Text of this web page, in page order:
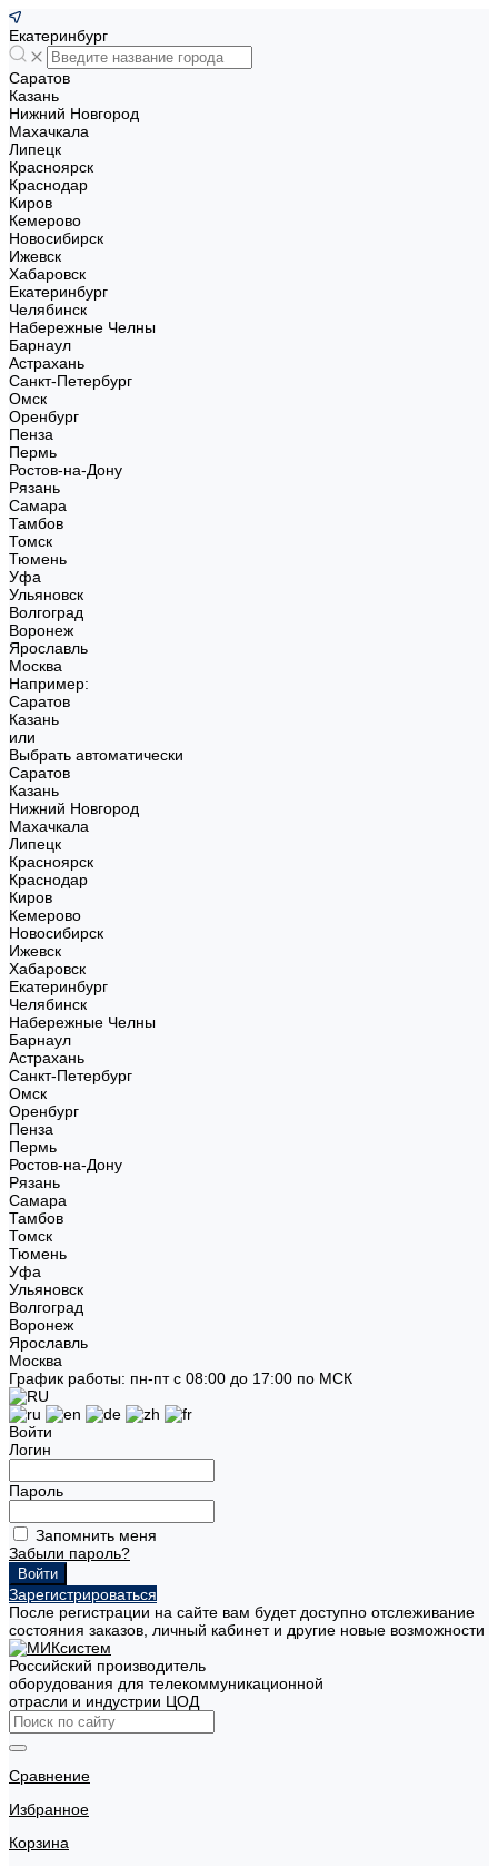
Екатеринбург
Саратов
Казань
Нижний Новгород
Махачкала
Липецк
Красноярск
Краснодар
Киров
Кемерово
Новосибирск
Ижевск
Хабаровск
Екатеринбург
Челябинск
Набережные Челны
Барнаул
Астрахань
Санкт-Петербург
Омск
Оренбург
Пенза
Пермь
Ростов-на-Дону
Рязань
Самара
Тамбов
Томск
Тюмень
Уфа
Ульяновск
Волгоград
Воронеж
Ярославль
Москва
Например:
Саратов
Казань
или
Выбрать автоматически
Саратов
Казань
Нижний Новгород
Махачкала
Липецк
Красноярск
Краснодар
Киров
Кемерово
Новосибирск
Ижевск
Хабаровск
Екатеринбург
Челябинск
Набережные Челны
Барнаул
Астрахань
Санкт-Петербург
Омск
Оренбург
Пенза
Пермь
Ростов-на-Дону
Рязань
Самара
Тамбов
Томск
Тюмень
Уфа
Ульяновск
Волгоград
Воронеж
Ярославль
Москва
График работы: пн-пт с 08:00 до 17:00 по МСК
Войти
Логин
Пароль
Запомнить меня
Забыли пароль?
Зарегистрироваться
После регистрации на сайте вам будет доступно отслеживание
состояния заказов, личный кабинет и другие новые возможности
Российский производитель
оборудования для телекоммуникационной
отрасли и индустрии ЦОД
Сравнение
Избранное
Корзина